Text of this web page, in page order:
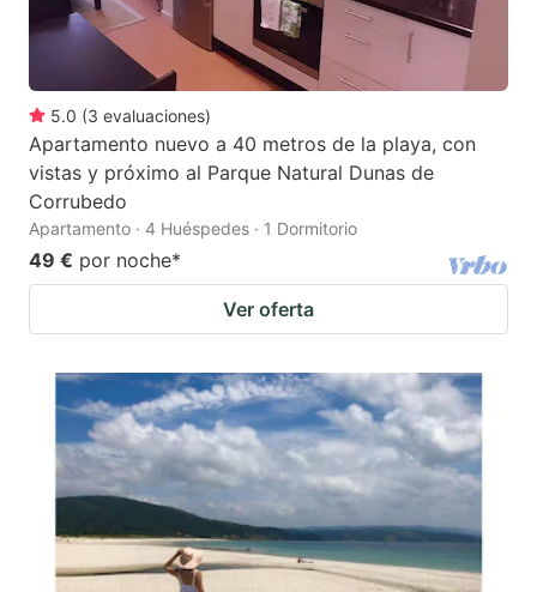
5.0 (3 evaluaciones)
Apartamento nuevo a 40 metros de la playa, con
vistas y próximo al Parque Natural Dunas de
Corrubedo
Apartamento · 4 Huéspedes · 1 Dormitorio
49 € por noche*
Ver oferta